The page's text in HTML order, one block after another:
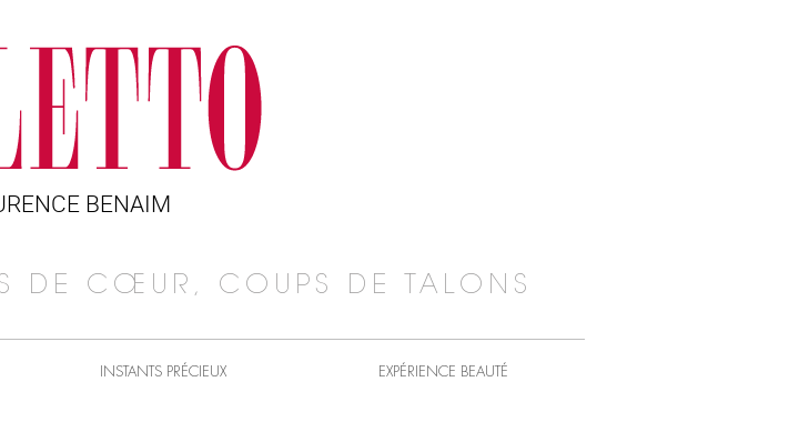
BENAIM
DE CŒUR, COUPS DE TALONS
INSTANTS PRÉCIEUX EXPÉRIENCE BEAUTÉ